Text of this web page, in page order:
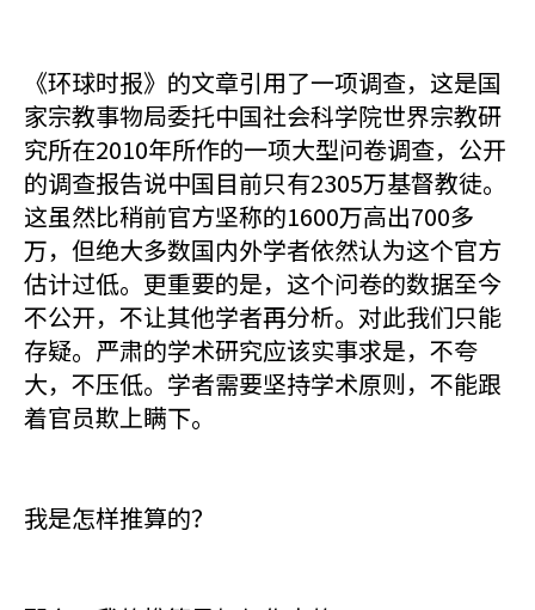
《环球时报》的文章引用了一项调查，这是国
家宗教事物局委托中国社会科学院世界宗教研
究所在2010年所作的一项大型问卷调查，公开
的调查报告说中国目前只有2305万基督教徒。
这虽然比稍前官方坚称的1600万高出700多
万，但绝大多数国内外学者依然认为这个官方
估计过低。更重要的是，这个问卷的数据至今
不公开，不让其他学者再分析。对此我们只能
存疑。严肃的学术研究应该实事求是，不夸
大，不压低。学者需要坚持学术原则，不能跟
着官员欺上瞒下。
我是怎样推算的？